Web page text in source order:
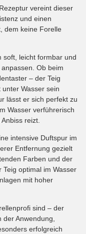
vereint dieser
und einen
dem keine Forelle
soft, leicht formbar und
Ob beim
– der Teig
Wasser sein
lässt er sich perfekt zu
Wasser verführerisch
reizt.
intensive Duftspur im
Entfernung gezielt
Farben und der
optimal im Wasser
mit hoher
sind – der
Anwendung,
erfolgreich